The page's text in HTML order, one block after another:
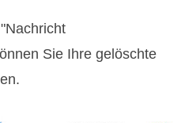
Sie Ihre gelöschte